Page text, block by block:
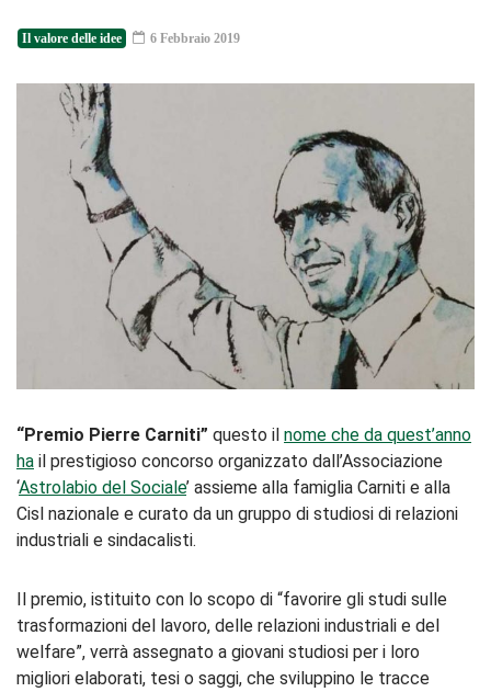
Il valore delle idee 6 Febbraio 2019
“Premio Pierre Carniti” questo il nome che da quest’anno
ha il prestigioso concorso organizzato dall’Associazione
‘Astrolabio del Sociale’ assieme alla famiglia Carniti e alla
Cisl nazionale e curato da un gruppo di studiosi di relazioni
industriali e sindacalisti.
Il premio, istituito con lo scopo di “favorire gli studi sulle
trasformazioni del lavoro, delle relazioni industriali e del
welfare”, verrà assegnato a giovani studiosi per i loro
migliori elaborati, tesi o saggi, che sviluppino le tracce